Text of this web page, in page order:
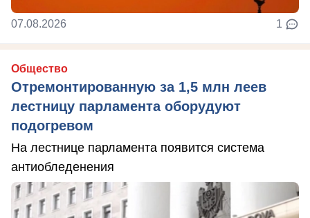
07.08.2026 1
Общество
Отремонтированную за 1,5 млн леев
лестницу парламента оборудуют
подогревом
На лестнице парламента появится система
антиобледенения